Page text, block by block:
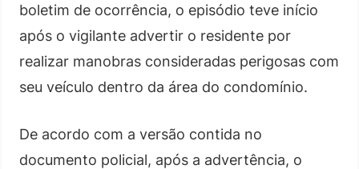
boletim de ocorrência, o episódio teve início
após o vigilante advertir o residente por
realizar manobras consideradas perigosas com
seu veículo dentro da área do condomínio.
De acordo com a versão contida no
documento policial, após a advertência, o